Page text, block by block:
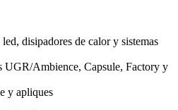
disipadores de calor y sistemas
UGR/Ambience, Capsule, Factory y
y apliques